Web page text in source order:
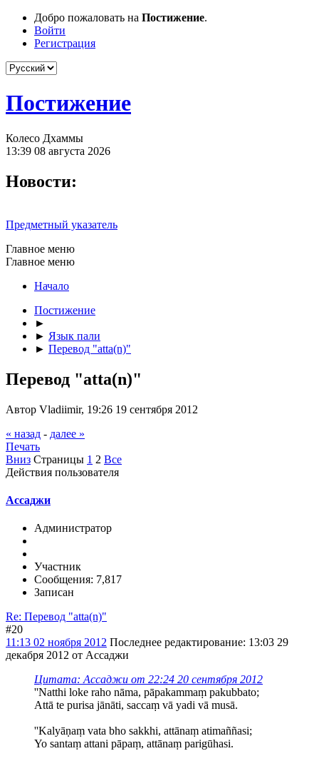
Добро пожаловать на Постижение.
Войти
Регистрация
Постижение
Колесо Дхаммы
13:39 08 августа 2026
Новости:
Предметный указатель
Главное меню
Главное меню
Начало
Постижение
►
► Язык пали
► Перевод "atta(n)"
Перевод "atta(n)"
Автор Vladiimir, 19:26 19 сентября 2012
« назад - далее »
Печать
Вниз Страницы 1 2 Все
Действия пользователя
Ассаджи
Администратор
Участник
Сообщения: 7,817
Записан
Re: Перевод "atta(n)"
#20
11:13 02 ноября 2012 Последнее редактирование: 13:03 29
декабря 2012 от Ассаджи
Цитата: Ассаджи от 22:24 20 сентября 2012
''Natthi loke raho nāma, pāpakammaṃ pakubbato;
Attā te purisa jānāti, saccaṃ vā yadi vā musā.
''Kalyāṇaṃ vata bho sakkhi, attānaṃ atimaññasi;
Yo santaṃ attani pāpaṃ, attānaṃ parigūhasi.